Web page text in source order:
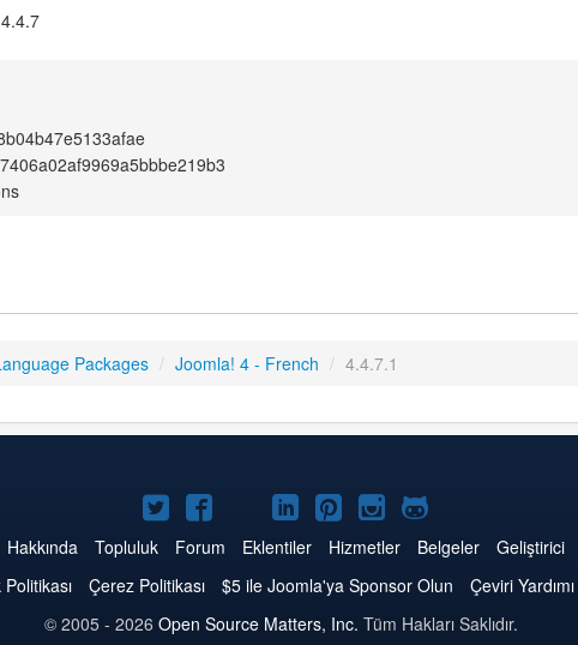
Packages / Joomla! 4 - French / 4.4.7.1
Twitter'da
Joomla
Facebook'da
Joomla
YouTube'da
Joomla
LinkedIn'de
Joomla
Pinterest'de
Joomla
Instagram'da
Joomla
GitHub'da
Joomla
Hakkında Topluluk Forum Eklentiler Hizmetler Belgeler Geliştirici
Çerez Politikası $5 ile Joomla'ya Sponsor Olun Çeviri Yardımı
© 2005 - 2026 Open Source Matters, Inc. Tüm Hakları Saklıdır.